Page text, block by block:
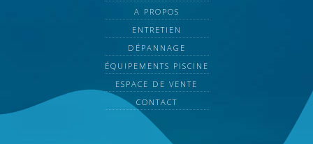
A PROPOS
ENTRETIEN
DÉPANNAGE
ÉQUIPEMENTS PISCINE
ESPACE DE VENTE
CONTACT